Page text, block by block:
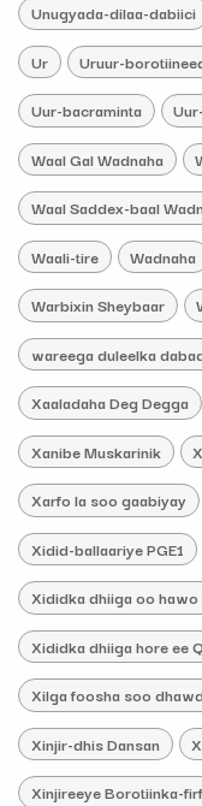
Unugyada-dilaa-dabiici
Ur Uruur-
Uur-bacraminta
Waal Gal Wadnaha
Waal Saddex-baal
Waali-tire Wadnaha
Warbixin Sheybaar
wareega duleelka
Xaaladaha Deg Degga
Xanibe Muskarinik
Xarfo la soo gaabiyay
Xidid-ballaariye PGE1
Xididka dhiiga oo hawo
Xididka dhiiga hore ee
Xilga foosha soo
Xinjir-dhis Dansan
Xinjireeye Borotiinka-